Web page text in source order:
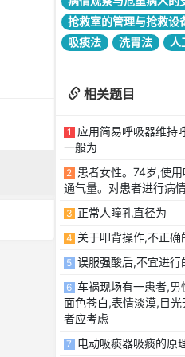
抢救室的管理与抢救设
吸痰法
洗胃法 人
相关题目
1
应用简易呼吸器维持
一般为
2 患者女性。74岁,使
通气量。对患者进行病
3 正常人瞳孔直径为
4 关于叩背操作,不正确
5 误服强酸后,不宜进行
6 车祸现场有一患者,
面色苍白,表情淡漠,目
者应考虑
7 电动吸痰器吸痰的原